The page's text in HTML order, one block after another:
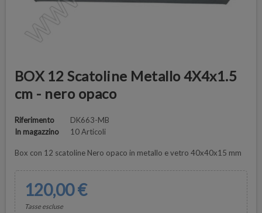
BOX 12 Scatoline Metallo 4X4x1.5
cm - nero opaco
Riferimento
DK663-MB
In magazzino
10 Articoli
Box con 12 scatoline Nero opaco in metallo e vetro 40x40x15 mm
120,00 €
Tasse escluse